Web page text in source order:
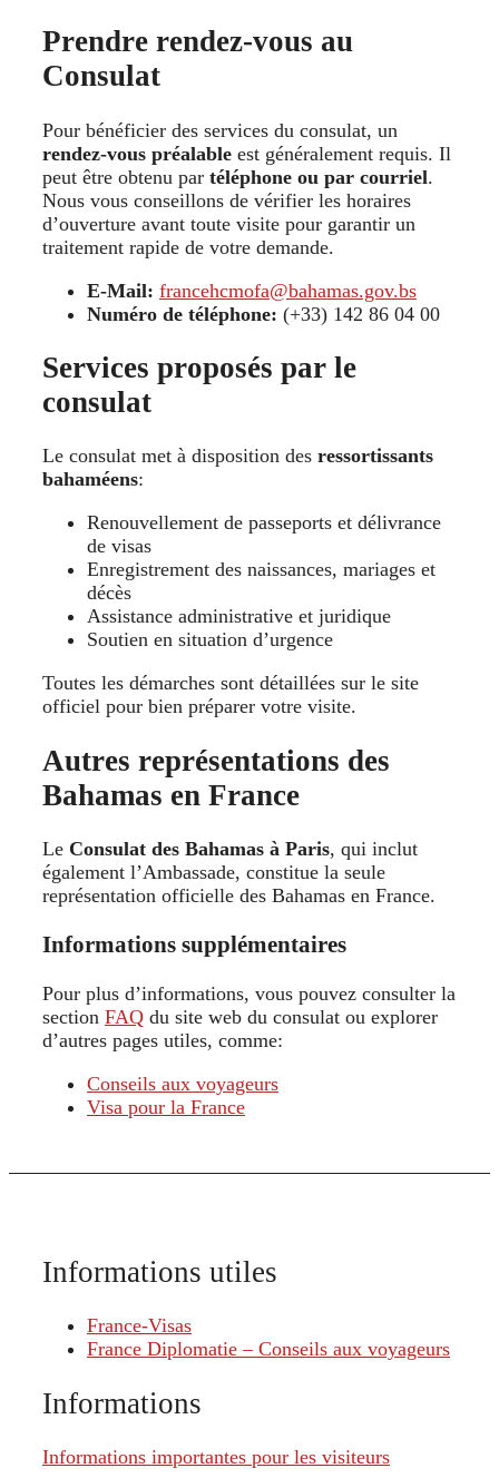
Prendre rendez-vous au
Consulat
Pour bénéficier des services du consulat, un
rendez-vous préalable est généralement requis. Il
peut être obtenu par téléphone ou par courriel.
Nous vous conseillons de vérifier les horaires
d’ouverture avant toute visite pour garantir un
traitement rapide de votre demande.
E-Mail: francehcmofa@bahamas.gov.bs
Numéro de téléphone: (+33) 142 86 04 00
Services proposés par le
consulat
Le consulat met à disposition des ressortissants
bahaméens:
Renouvellement de passeports et délivrance
de visas
Enregistrement des naissances, mariages et
décès
Assistance administrative et juridique
Soutien en situation d’urgence
Toutes les démarches sont détaillées sur le site
officiel pour bien préparer votre visite.
Autres représentations des
Bahamas en France
Le Consulat des Bahamas à Paris, qui inclut
également l’Ambassade, constitue la seule
représentation officielle des Bahamas en France.
Informations supplémentaires
Pour plus d’informations, vous pouvez consulter la
section FAQ du site web du consulat ou explorer
d’autres pages utiles, comme:
Conseils aux voyageurs
Visa pour la France
Informations utiles
France-Visas
France Diplomatie – Conseils aux voyageurs
Informations
Informations importantes pour les visiteurs